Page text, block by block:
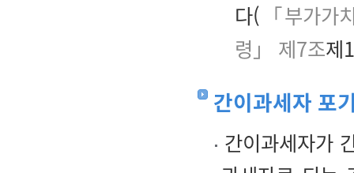
다( 「부가
령」 제7조제
간이과세자 포
간이과세자가